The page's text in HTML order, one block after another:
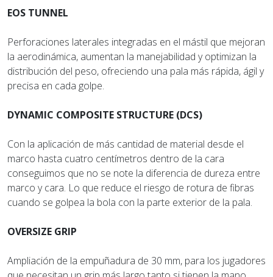
EOS TUNNEL
Perforaciones laterales integradas en el mástil que mejoran
la aerodinámica, aumentan la manejabilidad y optimizan la
distribución del peso, ofreciendo una pala más rápida, ágil y
precisa en cada golpe.
DYNAMIC COMPOSITE STRUCTURE (DCS)
Con la aplicación de más cantidad de material desde el
marco hasta cuatro centímetros dentro de la cara
conseguimos que no se note la diferencia de dureza entre
marco y cara. Lo que reduce el riesgo de rotura de fibras
cuando se golpea la bola con la parte exterior de la pala.
OVERSIZE GRIP
Ampliación de la empuñadura de 30 mm, para los jugadores